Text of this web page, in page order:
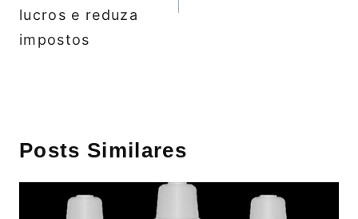
lucros e reduza
impostos
Posts Similares